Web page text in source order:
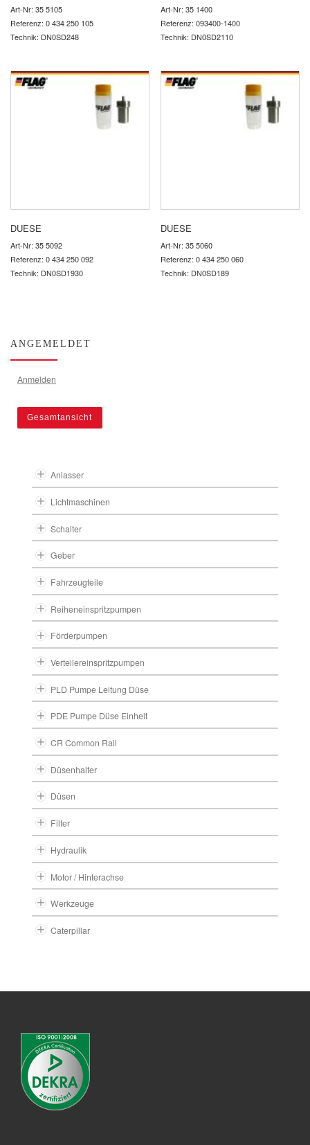
Art-Nr: 35 5105
Referenz: 0 434 250 105
Technik: DN0SD248
Art-Nr: 35 1400
Referenz: 093400-1400
Technik: DN0SD2110
DUESE
Art-Nr: 35 5092
Referenz: 0 434 250 092
Technik: DN0SD1930
DUESE
Art-Nr: 35 5060
Referenz: 0 434 250 060
Technik: DN0SD189
ANGEMELDET
Anmelden
Gesamtansicht
Anlasser
Lichtmaschinen
Schalter
Geber
Fahrzeugteile
Reiheneinspritzpumpen
Förderpumpen
Verteilereinspritzpumpen
PLD Pumpe Leitung Düse
PDE Pumpe Düse Einheit
CR Common Rail
Düsenhalter
Düsen
Filter
Hydraulik
Motor / Hinterachse
Werkzeuge
Caterpillar